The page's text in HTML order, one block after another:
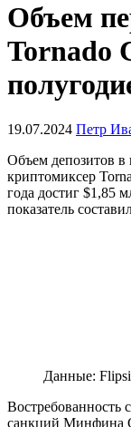
Объем
Tornado
19.07.2024 Петр
Объем депозитов в
криптомикcер
года достиг $1,85
показатель
Данные:
Востребованность
санкций Минфина